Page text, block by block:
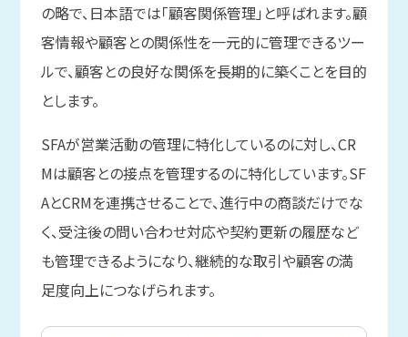
の略で、日本語では「顧客関係管理」と呼ばれます。顧
客情報や顧客との関係性を一元的に管理できるツー
ルで、顧客との良好な関係を長期的に築くことを目的
とします。
SFAが営業活動の管理に特化しているのに対し、CR
Mは顧客との接点を管理するのに特化しています。SF
AとCRMを連携させることで、進行中の商談だけでな
く、受注後の問い合わせ対応や契約更新の履歴など
も管理できるようになり、継続的な取引や顧客の満
足度向上につなげられます。